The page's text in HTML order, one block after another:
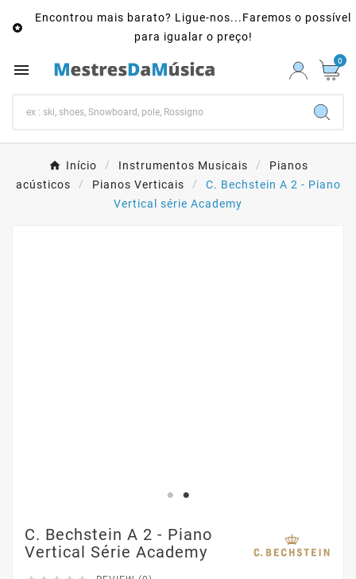

Encontrou mais barato? Ligue-nos...Faremos o possível
para igualar o preço!
 0
Início Instrumentos Musicais
Pianos
acústicos
Pianos Verticais
C. Bechstein A 2 - Piano
Vertical série Academy
C. Bechstein A 2 - Piano
Vertical Série Academy